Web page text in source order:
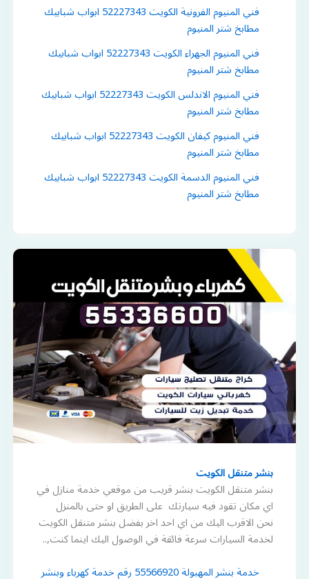
فني المنيوم الفرونية الكويت 52227343 ابواب شبابيك
مطابخ شتر المنيوم
فني المنيوم الجهراء الكويت 52227343 ابواب شبابيك
مطابخ شتر المنيوم
فني المنيوم الاندلس الكويت 52227343 ابواب شبابيك
مطابخ شتر المنيوم
فني المنيوم كيفان الكويت 52227343 ابواب شبابيك
مطابخ شتر المنيوم
فني المنيوم الدسمة الكويت 52227343 ابواب شبابيك
مطابخ شتر المنيوم
بنشر متنقل الكويت
بنشر متنقل الكويت بنشر قريب من موقعي خدمة منازل في
اي مكان تقود فيه سيارتك على الطريق او حتى بالمنزل
نحن الاقرب اليك من اي احد اخر بفضل بنشر متنقل الكويت
لخدمة السيارات سرعة فائقة في الوصول اليك اينما كنت,..
خدمة بنشر المهبولة 55566920 رقم خدمة كهرباء وبنشر